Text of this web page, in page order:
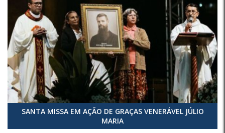
SANTA MISSA EM AÇÃO DE GRAÇAS VENERÁVEL JÚLIO
MARIA